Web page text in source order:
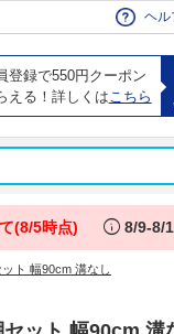
ヘル
登録で550円クーポン
える！詳しくは こちら
(8/5時点) info 8/9-8/
ト 幅90cm 溝なし